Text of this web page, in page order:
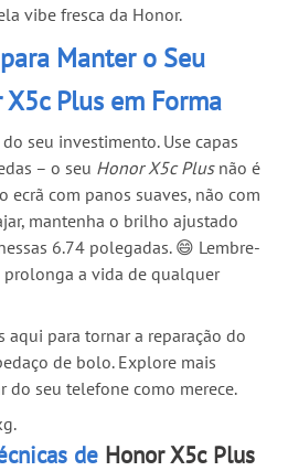
vibe fresca da Honor.
Manter o Seu
Plus em Forma
seu investimento. Use capas
– o seu Honor X5c Plusnão é
ecrã com panos suaves, não com
mantenha o brilho ajustado
6.74 polegadas. 😄 Lembre-
a vida de qualquer
aqui para tornar a reparação do
de bolo. Explore mais
do seu telefone como merece.
de Honor X5c Plus